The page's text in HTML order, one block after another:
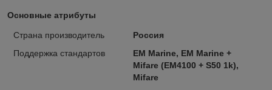
Основные атрибуты
Страна производитель
Россия
Поддержка стандартов
EM Marine, EM Marine +
Mifare (EM4100 + S50 1k),
Mifare